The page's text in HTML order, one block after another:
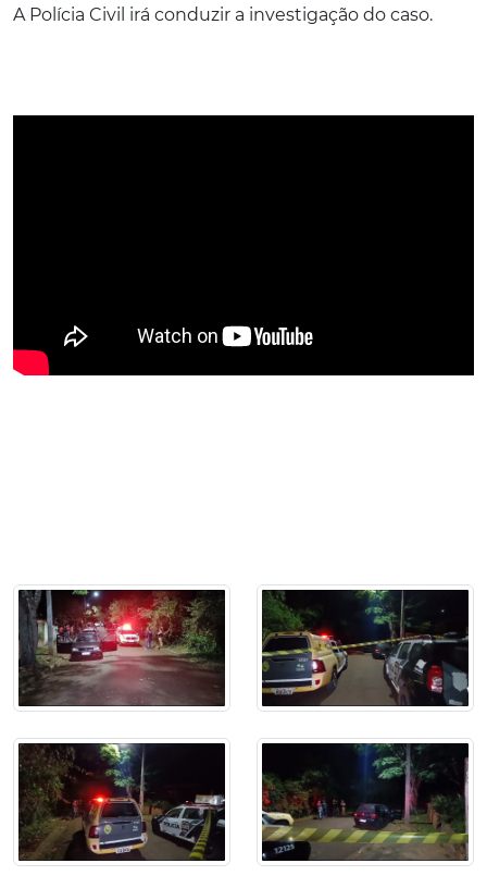
A Polícia Civil irá conduzir a investigação do caso.